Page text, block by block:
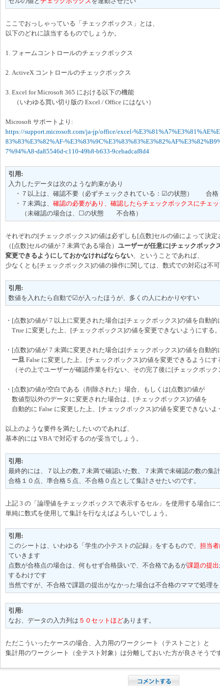
ここでおっしゃっている「チェックボックス」とは、
以下のどれに該当するものでしょうか。
1. フォームコントロールのチェックボックス
2. ActiveX コントロールのチェックボックス
3. Excel for Microsoft 365 における以下の機能
（いわゆる買い切り版の Excel / Office にはない）
Microsoft サポートより:
https://support.microsoft.com/ja-jp/office/excel-
83%83%E3%82%AF-
7%94%A8-da85546d-c110-49b8-b633-9cebadcaf8d4
引用:
入力したデータは次のような約束があり
・７以上は、確認不要（必ずチェックされている：☑の状態） 合格
・７未満は、 確認の必要があり、確認したらチェックボックスにチェ
（未確認の場合は、☐の状態 不合格）
それぞれの[チェックボックス]の値は必ずしも[点数]セルの値によって決
（[点数]セルの値が 7 未満である場合） ユーザーが任意に[チェックボック
変更できるようにしておかなければならない 、ということであれば、
少なくとも[チェックボックス]の値の操作に関しては、数式での対応は不
引用:
数値を入れたら自動で☑が入ったほうが、多くの人にわかりやすい
・[点数]の値が 7 以上に変更された場合は[チェックボックス]の値を自動的
True に変更した上、[チェックボックス]の値を変更できないようにする
・[点数]の値が 7 未満に変更された場合は[チェックボックス]の値を自動的
一旦 False に変更した上、[チェックボックス]の値を変更できるようにす
（その上でユーザーが確認作業を行ない、その完了後に[チェックボッ
・[点数]の値が空白である（削除された）場合、もしくは[点数]の値が
数値型以外のデータに変更された場合は、[チェックボックス]の値を
自動的に False に変更した上、[チェックボックス]の値を変更できないよ
以上のような要件を満たしたいのであれば、
基本的には VBA で対応するのが妥当でしょう。
引用:
最終的には、７以上の数,７未満で確認いた数、７未満で未確認の数の集
合格１０点、準合格５点、不合格０点として集計させたいのです。
上記 3 の「論理値をチェックボックスで表示するセル」を使用する場合に
単純に数式を使用して集計を行なえばよろしいでしょう。
引用:
このシートは、いわゆる「学生の小テストの記録」をするもので、 担当
ていきます
点数が合格点の場合は、何もせず合格扱いで、不合格であるが課題の提出
するわけです
当然ですが、不合格で課題の提出がなかった場合は不合格のママで処理
引用:
なお、データの入力列は ５０セットほどあります。
ただこういったケースの場合、入力用のワークシート（テストごと）と
集計用のワークシート（全テスト対象）は分離しておいた方が良さそうで